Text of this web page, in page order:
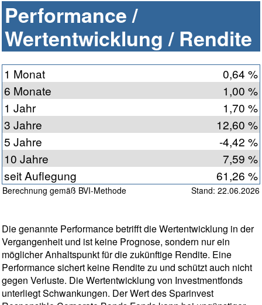
Performance /
Wertentwicklung / Rendite
1 Monat
0,64 %
6 Monate
1,00 %
1 Jahr
1,70 %
3 Jahre
12,60 %
5 Jahre
-4,42 %
10 Jahre
7,59 %
seit Auflegung
61,26 %
Berechnung gemäß BVI-Methode Stand: 22.06.2026
Die genannte Performance betrifft die Wertentwicklung in der
Vergangenheit und ist keine Prognose, sondern nur ein
möglicher Anhaltspunkt für die zukünftige Rendite. Eine
Performance sichert keine Rendite zu und schützt auch nicht
gegen Verluste. Die Wertentwicklung von Investmentfonds
unterliegt Schwankungen. Der Wert des Sparinvest